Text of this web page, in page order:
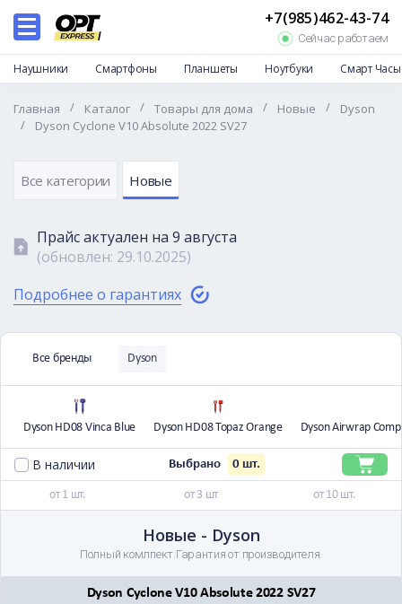
+7(985)462-43-74
Сейчас работаем
Наушники Смартфоны Планшеты Ноутбуки Смарт Часы
Каталог
Отзывы
Доставка и оплата
Частые вопросы
Контакты
Главная / Каталог / Товары для дома / Новые /
Dyson
/
Dyson Cyclone V10 Absolute 2022 SV27
Все категории Новые
Прайс актуален на 9 августа
(обновлен: 29.10.2025)
Подробнее о гарантиях
Все бренды Dyson
Dyson HD08 Vinca Blue Dyson HD08 Topaz Orange Dyson Airwrap
В наличии Выбрано 0шт.
от 1 шт. от 3 шт от 10 шт.
Новые - Dyson
Полный комлпект.Гарантия от производителя.
Dyson Cyclone V10 Absolute 2022 SV27